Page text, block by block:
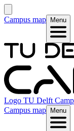
Campus map Menu
Logo TU Delft
Campus map Menu